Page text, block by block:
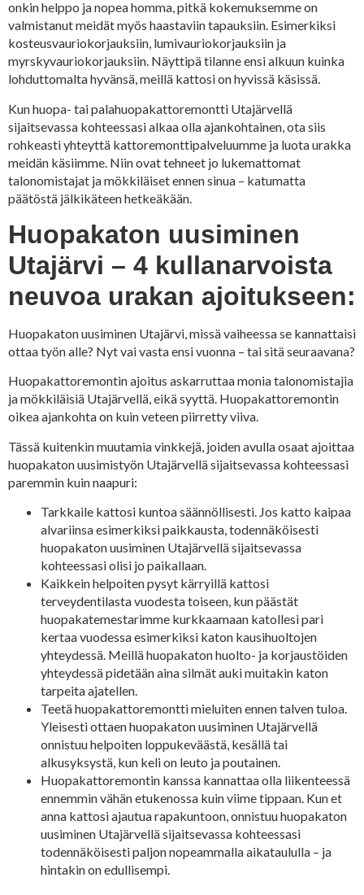
onkin helppo ja nopea homma, pitkä kokemuksemme on
valmistanut meidät myös haastaviin tapauksiin. Esimerkiksi
kosteusvauriokorjauksiin, lumivauriokorjauksiin ja
myrskyvauriokorjauksiin. Näyttipä tilanne ensi alkuun kuinka
lohduttomalta hyvänsä, meillä kattosi on hyvissä käsissä.
Kun huopa- tai palahuopakattoremontti Utajärvellä
sijaitsevassa kohteessasi alkaa olla ajankohtainen, ota siis
rohkeasti yhteyttä kattoremonttipalveluumme ja luota urakka
meidän käsiimme. Niin ovat tehneet jo lukemattomat
talonomistajat ja mökkiläiset ennen sinua – katumatta
päätöstä jälkikäteen hetkeäkään.
Huopakaton uusiminen
Utajärvi – 4 kullanarvoista
neuvoa urakan ajoitukseen:
Huopakaton uusiminen Utajärvi, missä vaiheessa se kannattaisi
ottaa työn alle? Nyt vai vasta ensi vuonna – tai sitä seuraavana?
Huopakattoremontin ajoitus askarruttaa monia talonomistajia
ja mökkiläisiä Utajärvellä, eikä syyttä. Huopakattoremontin
oikea ajankohta on kuin veteen piirretty viiva.
Tässä kuitenkin muutamia vinkkejä, joiden avulla osaat ajoittaa
huopakaton uusimistyön Utajärvellä sijaitsevassa kohteessasi
paremmin kuin naapuri:
Tarkkaile kattosi kuntoa säännöllisesti. Jos katto kaipaa
alvariinsa esimerkiksi paikkausta, todennäköisesti
huopakaton uusiminen Utajärvellä sijaitsevassa
kohteessasi olisi jo paikallaan.
Kaikkein helpoiten pysyt kärryillä kattosi
terveydentilasta vuodesta toiseen, kun päästät
huopakatemestarimme kurkkaamaan katollesi pari
kertaa vuodessa esimerkiksi katon kausihuoltojen
yhteydessä. Meillä huopakaton huolto- ja korjaustöiden
yhteydessä pidetään aina silmät auki muitakin katon
tarpeita ajatellen.
Teetä huopakattoremontti mieluiten ennen talven tuloa.
Yleisesti ottaen huopakaton uusiminen Utajärvellä
onnistuu helpoiten loppukeväästä, kesällä tai
alkusyksystä, kun keli on leuto ja poutainen.
Huopakattoremontin kanssa kannattaa olla liikenteessä
ennemmin vähän etukenossa kuin viime tippaan. Kun et
anna kattosi ajautua rapakuntoon, onnistuu huopakaton
uusiminen Utajärvellä sijaitsevassa kohteessasi
todennäköisesti paljon nopeammalla aikataululla – ja
hintakin on edullisempi.